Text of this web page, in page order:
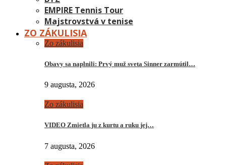
EMPIRE Tennis Tour
Majstrovstvá v tenise
ZO ZÁKULISIA
Zo zákulisia
Obavy sa naplnili: Prvý muž sveta Sinner zarmútil…
9 augusta, 2026
Zo zákulisia
VIDEO Zmietla ju z kurtu a ruku jej…
7 augusta, 2026